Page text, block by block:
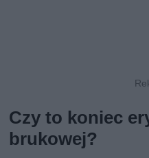
Czy to koniec
brukowej?